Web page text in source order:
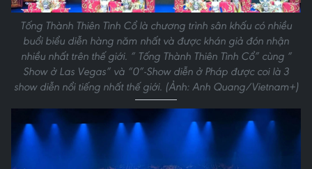
Tống Thành Thiên Tình Cổ là chương trình sân khấu có nhiều
buổi biểu diễn hàng năm nhất và được khán giả đón nhận
nhiều nhất trên thế giới. “ Tống Thành Thiên Tình Cổ” cùng “
Show ở Las Vegas” và “0”-Show diễn ở Pháp được coi là 3
show diễn nổi tiếng nhất thế giới. (Ảnh: Anh Quang/Vietnam+)